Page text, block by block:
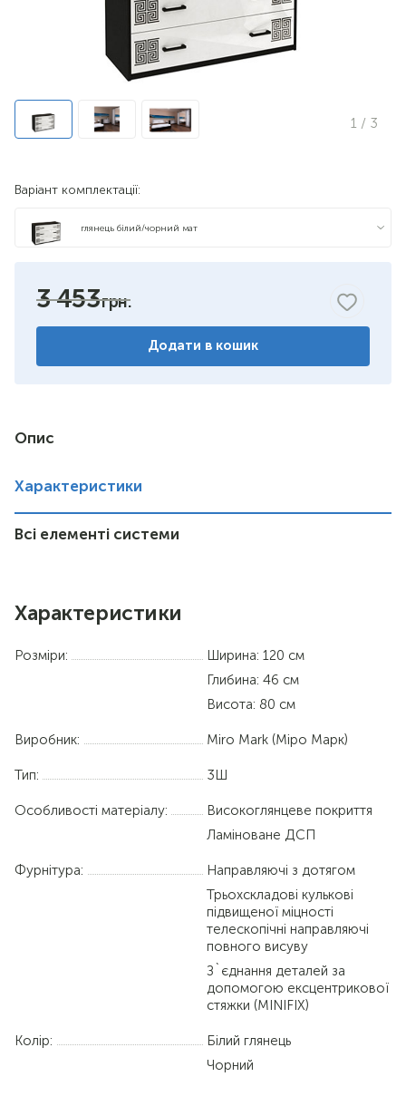
1 / 3
Варіант комплектації:
глянець білий/чорний мат
3 453
Додати в кошик
Опис
Характеристики
Всі елементі системи
Характеристики
Розміри:
Ширина: 120 см
Глибина: 46 см
Висота: 80 см
Виробник: Miro Mark (Міро Марк)
Тип: 3Ш
Особливості матеріалу:
Високоглянцеве покриття
Ламіноване ДСП
Фурнітура:
Направляючі з дотягом
Трьохскладові кулькові
підвищеної міцності
телескопічні направляючі
повного висуву
З`єднання деталей за
допомогою ексцентрикової
стяжки (MINIFIX)
Колір:
Білий глянець
Чорний